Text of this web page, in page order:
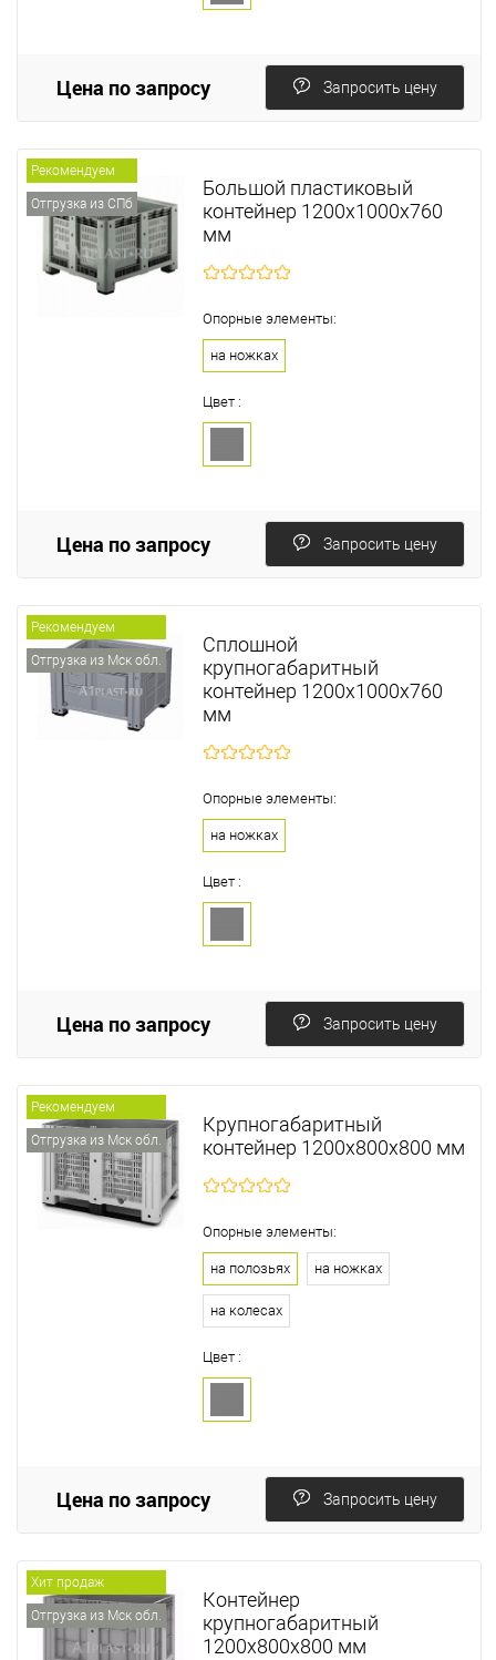
Цена по запросу Запросить цену
Рекомендуем
Отгрузка из СПб
Большой пластиковый
контейнер 1200х1000х760
мм
Опорные элементы:
на ножках
Цвет :
Цена по запросу Запросить цену
Рекомендуем
Отгрузка из Мск обл.
Сплошной
крупногабаритный
контейнер 1200х1000х760
мм
Опорные элементы:
на ножках
Цвет :
Цена по запросу Запросить цену
Рекомендуем
Отгрузка из Мск обл.
Крупногабаритный
контейнер 1200х800х800 мм
Опорные элементы:
на полозьях на ножках
на колесах
Цвет :
Цена по запросу Запросить цену
Хит продаж
Отгрузка из Мск обл.
Контейнер
крупногабаритный
1200х800х800 мм